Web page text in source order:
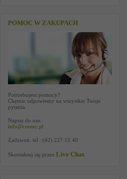
POMOC W ZAKUPACH
Potrzebujesz pomocy?
Chętnie odpowiemy na wszystkie Twoje
pytania.
Napisz do nas:
info@contec.pl
Zadzwoń: tel.: (42) 227 11 40
Skontaktuj się przez Live Chat